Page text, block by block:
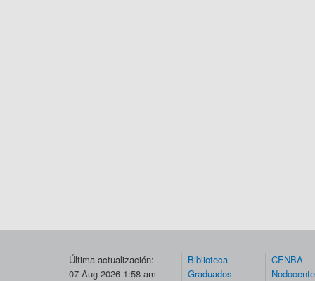
Última actualización:
07-Aug-2026 1:58 am
Biblioteca
Graduados
CENBA